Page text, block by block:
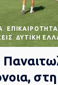
EΠΙΚΑΙΡΌΤΗΤΑ
ΔΥΤΙΚΉ
στη